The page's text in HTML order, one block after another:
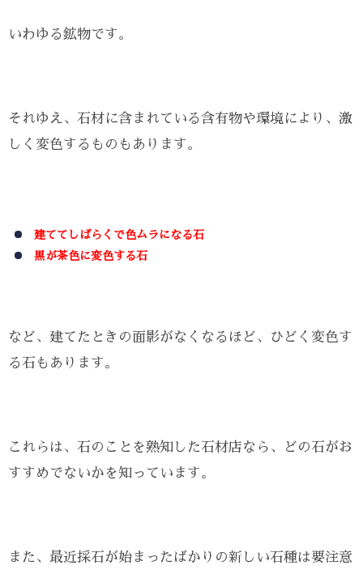
いわゆる鉱物です。
それゆえ、石材に含まれている含有物や環境により、激
しく変色するものもあります。
建ててしばらくで色ムラになる石
黒が茶色に変色する石
など、建てたときの面影がなくなるほど、ひどく変色す
る石もあります。
これらは、石のことを熟知した石材店なら、どの石がお
すすめでないかを知っています。
また、最近採石が始まったばかりの新しい石種は要注意